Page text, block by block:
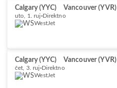
Calgary (YYC) Vancouver (YVR)
uto, 1. ruj Direktno
WestJet
Calgary (YYC) Vancouver (YVR)
čet, 3. ruj Direktno
WestJet